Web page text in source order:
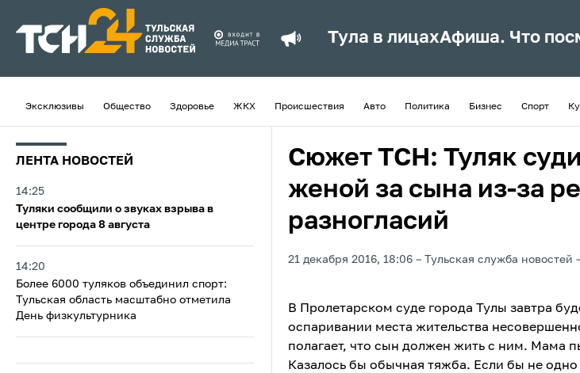
Тула в лицахАфиша. Что
Эксклюзивы Общество Здоровье ЖКХ Происшествия Авто Политика Бизнес Спорт
ЛЕНТА НОВОСТЕЙ
14:25
Туляки сообщили о звуках взрыва в
центре города 8 августа
14:20
Более 6000 туляков объединил спорт:
Тульская область масштабно отметила
День физкультурника
Сюжет ТСН: Туляк
женой за сына из-за
разногласий
21 декабря 2016, 18:06 Тульская служба новостей
В Пролетарском суде города Тулы завтра
оспаривании места жительства
полагает, что сын должен жить с ним. Мама
Казалось бы обычная тяжба. Если бы не